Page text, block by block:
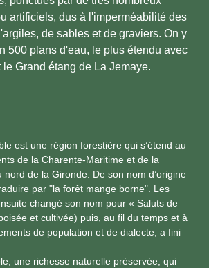
artificiels, dus à l'imperméabilité des
de sables et de graviers. On y
500 plans d'eau, le plus étendu avec
Grand étang de La Jemaye.
est une région forestière qui s’étend au
de la Charente-Maritime et de la
nord de la Gironde. De son nom d’origine
par "la forêt mange borne". Les
changé son nom pour « Saluts de
et cultivée) puis, au fil du temps et à
de population et de dialecte, a fini
une richesse naturelle préservée, qui